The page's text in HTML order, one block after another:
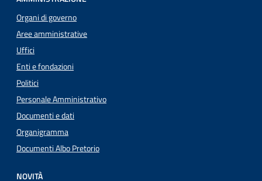
Organi di governo
Aree amministrative
Uffici
Enti e fondazioni
Politici
Personale Amministrativo
Documenti e dati
Organigramma
Documenti Albo Pretorio
NOVITÀ